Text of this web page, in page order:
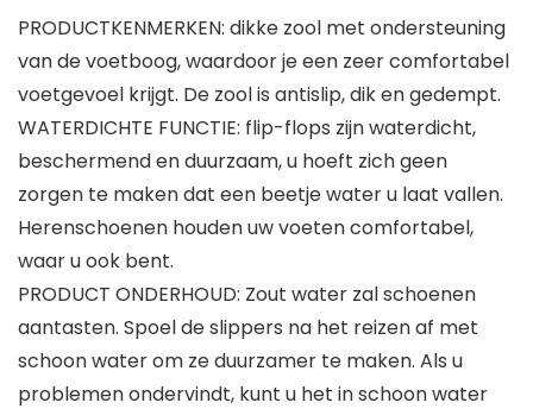
PRODUCTKENMERKEN: dikke zool met ondersteuning
van de voetboog, waardoor je een zeer comfortabel
voetgevoel krijgt. De zool is antislip, dik en gedempt.
WATERDICHTE FUNCTIE: flip-flops zijn waterdicht,
beschermend en duurzaam, u hoeft zich geen
zorgen te maken dat een beetje water u laat vallen.
Herenschoenen houden uw voeten comfortabel,
waar u ook bent.
PRODUCT ONDERHOUD: Zout water zal schoenen
aantasten. Spoel de slippers na het reizen af met
schoon water om ze duurzamer te maken. Als u
problemen ondervindt, kunt u het in schoon water